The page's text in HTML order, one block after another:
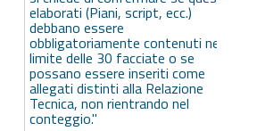
elaborati (Piani, script, ecc.)
debbano essere
obbligatoriamente contenuti nel
limite delle 30 facciate o se
possano essere inseriti come
allegati distinti alla Relazione
Tecnica, non rientrando nel
conteggio."